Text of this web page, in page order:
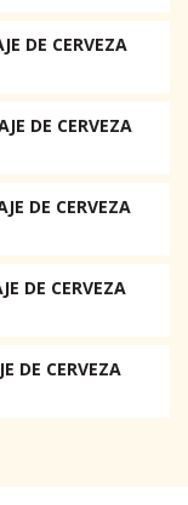
DE CERVEZA
DE CERVEZA
DE CERVEZA
DE CERVEZA
DE CERVEZA